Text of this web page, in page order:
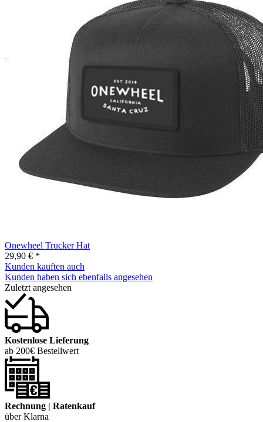
Onewheel Trucker Hat
29,90 € *
Kunden kauften auch
Kunden haben sich ebenfalls angesehen
Zuletzt angesehen
Kostenlose Lieferung
ab 200€ Bestellwert
Rechnung | Ratenkauf
über Klarna